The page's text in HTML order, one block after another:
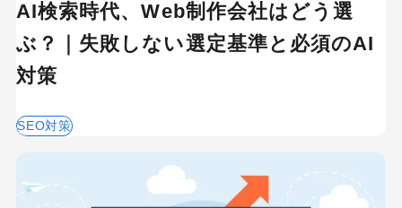
AI検索時代、Web制作会社はどう選
ぶ？｜失敗しない選定基準と必須のAI
対策
SEO対策